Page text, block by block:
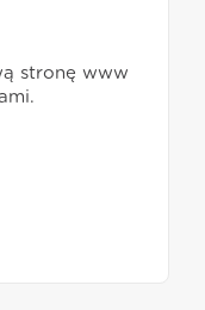
stronę www